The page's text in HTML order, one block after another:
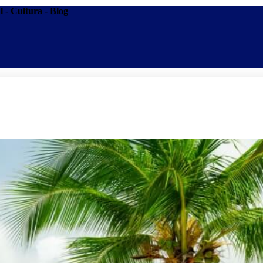
- Cultura - Blog
Promoções Escolas